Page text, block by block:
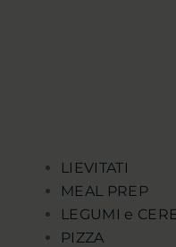
LIEVITATI
MEAL PREP
LEGUMI e
PIZZA